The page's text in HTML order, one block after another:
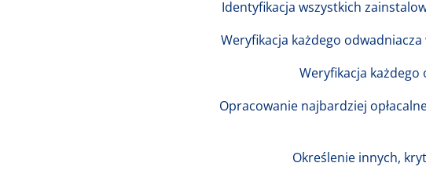
Identyfikacja wszystkich
Weryfikacja każdego
Weryfikacja
Opracowanie najbardziej
Określenie innych,